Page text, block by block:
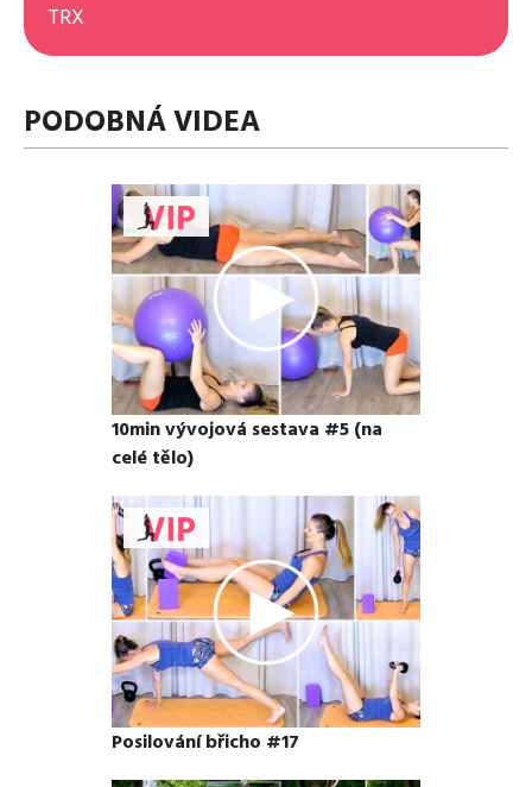
TRX
PODOBNÁ VIDEA
10min vývojová sestava #5 (na
celé tělo)
Posilování břicho #17